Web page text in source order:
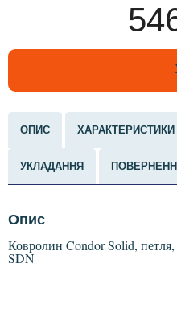
ОПИС ХАРАКТЕРИСТИКИ
УКЛАДАННЯ
Опис
Ковролин Condor Solid,
SDN